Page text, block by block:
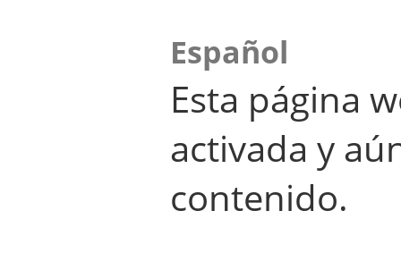
Español
Esta página
activada y
contenido.